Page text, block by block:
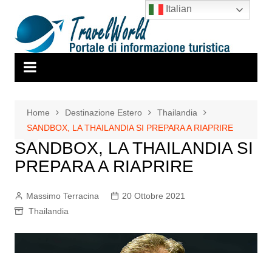
contenuto
Home Destinazione Estero
Thailandia
SANDBOX, LA THAILANDIA SI PREPARA A RIAPRIRE
SANDBOX, LA THAILANDIA SI
PREPARA A RIAPRIRE
Massimo Terracina
20 Ottobre 2021
Thailandia
Italian